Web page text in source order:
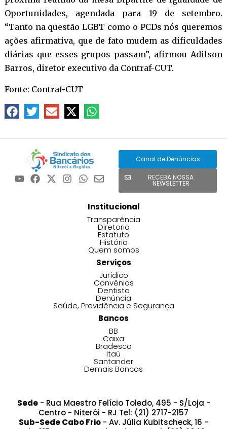
Oportunidades, agendada para 19 de setembro.
“Tanto na questão LGBT como o PCDs nós queremos
ações afirmativa, que de fato mudem as dificuldades
diárias que esses grupos passam”, afirmou Adilson
Barros, diretor executivo da Contraf-CUT.
Fonte: Contraf-CUT
Canal de Denúncias
RECEBA NOSSA
NEWSLETTER
Institucional
Transparência
Diretoria
Estatuto
História
Quem somos
Serviços
Jurídico
Convênios
Dentista
Denúncia
Saúde, Previdência e Segurança
Bancos
BB
Caixa
Bradesco
Itaú
Santander
Demais Bancos
Sede- Rua Maestro Felício Toledo, 495 - S/Loja -
Centro - Niterói - RJ Tel: (21) 2717-2157
Sub-Sede Cabo Frio - Av. Júlia Kubitscheck, 16 -